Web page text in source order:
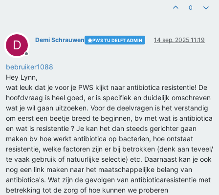
0
D
Offline
Demi Schrauwen PWS TU DELFT ADMIN 14 sep. 2025 11:19
bebruiker1088
Hey Lynn,
wat leuk dat je voor je PWS kijkt naar antibiotica resistentie! De
hoofdvraag is heel goed, er is specifiek en duidelijk omschreven
wat je wil gaan uitzoeken. Voor de deelvragen is het verstandig
om eerst een beetje breed te beginnen, bv met wat is antibiotica
en wat is resistentie ? Je kan het dan steeds gerichter gaan
maken bv hoe werkt antibiotica op bacterien, hoe ontstaat
resistentie, welke factoren zijn er bij betrokken (denk aan teveel/
te vaak gebruik of natuurlijke selectie) etc. Daarnaast kan je ook
nog een link maken naar het maatschappelijke belang van
antibiotica's. Wat zijn de gevolgen van antibioticaresistentie met
betrekking tot de zorg of hoe kunnen we proberen